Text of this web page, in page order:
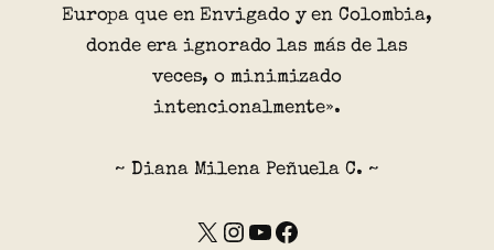
Europa que en Envigado y en Colombia,
donde era ignorado las más de las
veces, o minimizado
intencionalmente».
~ Diana Milena Peñuela C. ~
X Instagram YouTube Facebook